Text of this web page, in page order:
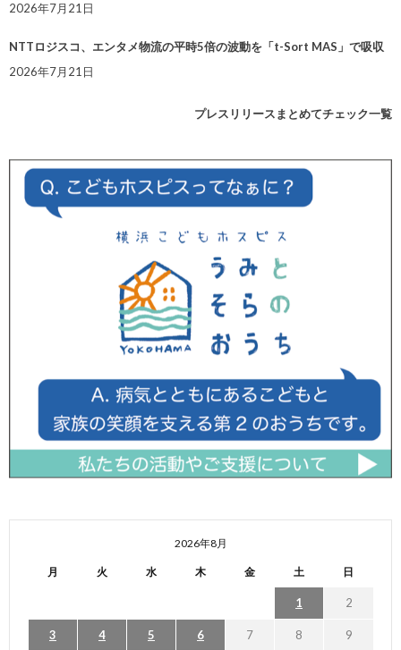
2026年7月21日
NTTロジスコ、エンタメ物流の平時5倍の波動を「t-Sort MAS」で吸収
2026年7月21日
プレスリリースまとめてチェック一覧
2026年8月
月 火 水 木 金 土 日
1 2
3 4 5 6 7 8 9